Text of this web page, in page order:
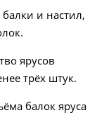
и настил,
ярусов
трёх штук.
балок яруса